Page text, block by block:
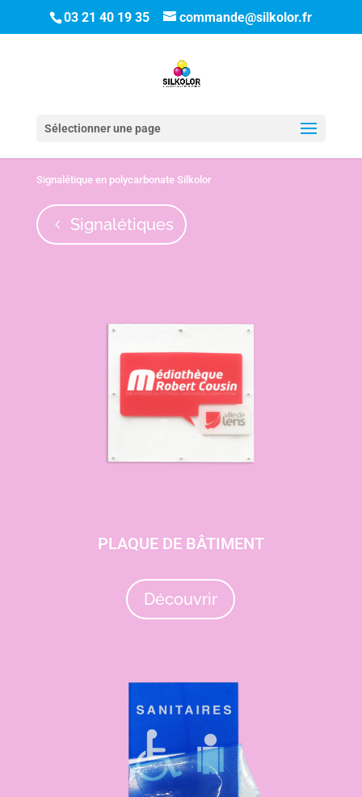
03 21 40 19 35 commande@silkolor.fr
Sélectionner une page
Signalétique en polycarbonate Silkolor
Signalétiques
PLAQUE DE BÂTIMENT
Découvrir